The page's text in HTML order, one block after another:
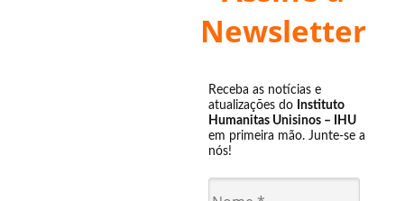
Newsletter
Receba as notícias e
atualizações do Instituto
Humanitas Unisinos – IHU
em primeira mão. Junte-se a
nós!